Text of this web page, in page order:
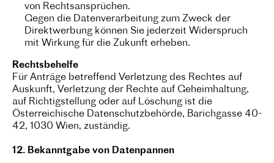
von Rechtsansprüchen.
Gegen die Datenverarbeitung zum Zweck der
Direktwerbung können Sie jederzeit Widerspruch
mit Wirkung für die Zukunft erheben.
Rechtsbehelfe
Für Anträge betreffend Verletzung des Rechtes auf
Auskunft, Verletzung der Rechte auf Geheimhaltung,
auf Richtigstellung oder auf Löschung ist die
Österreichische Datenschutzbehörde, Barichgasse 40-
42, 1030 Wien, zuständig.
12. Bekanntgabe von Datenpannen